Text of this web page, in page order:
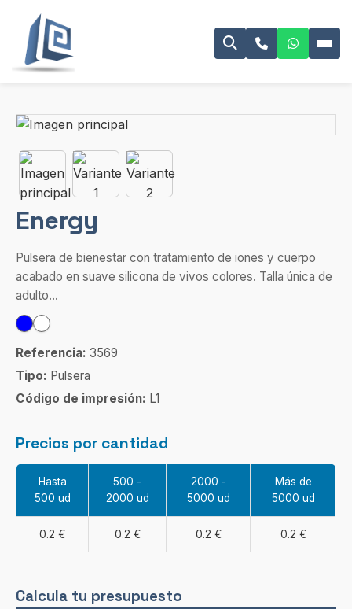
Energy
Pulsera de bienestar con tratamiento de iones y cuerpo
acabado en suave silicona de vivos colores. Talla única de
adulto...
Referencia: 3569
Tipo: Pulsera
Código de impresión: L1
Precios por cantidad
Hasta
500 ud
500 -
2000 ud
2000 -
5000 ud
Más de
5000 ud
0.2 € 0.2 € 0.2 € 0.2 €
Calcula tu presupuesto